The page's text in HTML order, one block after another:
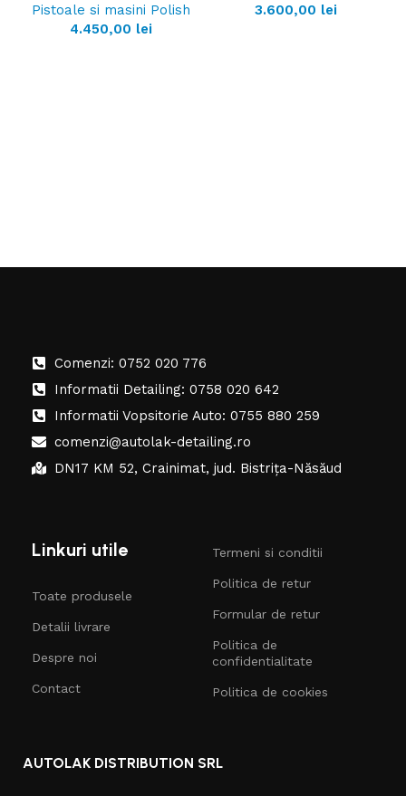
Pistoale si masini Polish
4.450,00 lei
3.600,00 lei
Comenzi: 0752 020 776
Informatii Detailing: 0758 020 642
Informatii Vopsitorie Auto: 0755 880 259
comenzi@autolak-detailing.ro
DN17 KM 52, Crainimat, jud. Bistrița-Năsăud
Linkuri utile
Toate produsele
Detalii livrare
Despre noi
Contact
Termeni si conditii
Politica de retur
Formular de retur
Politica de
confidentialitate
Politica de cookies
AUTOLAK DISTRIBUTION SRL